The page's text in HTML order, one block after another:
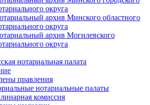
округа
архив Минского областного
округа
архив Могилевского
округа
нотариальная палата
правления
нотариальные палаты
комиссия